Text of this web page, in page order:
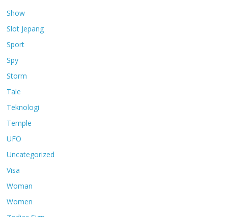
Show
Slot Jepang
Sport
Spy
Storm
Tale
Teknologi
Temple
UFO
Uncategorized
Visa
Woman
Women